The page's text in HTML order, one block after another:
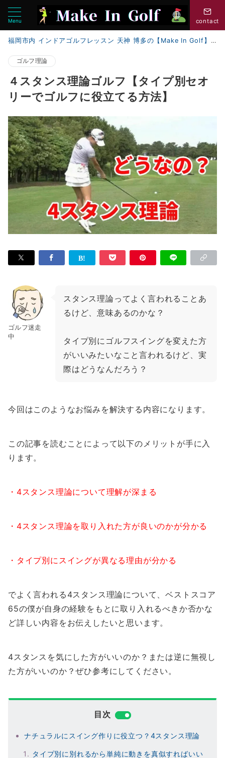
Menu contact
福岡市内 インドアゴルフレッスン 天神 博多の【Make In Golf】
ゴルフ理論
４スタンス理論ゴルフ【タイプ別セオ
リーでゴルフに役立てる方法】
ゴルフ迷走
中
スタンス理論ってよく言われることあ
るけど、意味あるのかな？
タイプ別にゴルフスイングを変えた方
がいいみたいなこと言われるけど、実
際はどうなんだろう？
今回はこのようなお悩みを解決する内容になります。
この記事を読むことによって以下のメリットが手に入
ります。
・4スタンス理論について理解が深まる
・4スタンス理論を取り入れた方が良いのかが分かる
・タイプ別にスイングが異なる理由が分かる
でよく言われる4スタンス理論について、ベストスコア
65の僕が自身の経験をもとに取り入れるべきか否かな
ど詳しい内容をお伝えしたいと思います。
4スタンスを気にした方がいいのか？または逆に無視し
た方がいいのか？ぜひ参考にしてください。
目次
ナチュラルにスイング作りに役立つ？4スタンス理論
タイプ別に別れるから単純に動きを真似すればいい